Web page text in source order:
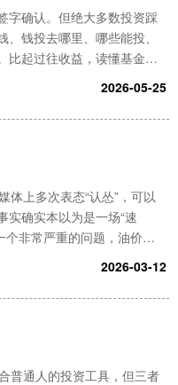
字确认。但绝大多数投资踩
钱投去哪里、哪些能投、
比起过往收益，读懂基金合
2026-05-25
上多次表态“认怂”，可以
实确实本以为是一场“速
个非常严重的问题，油价高
2026-03-12
普通人的投资工具，但三者